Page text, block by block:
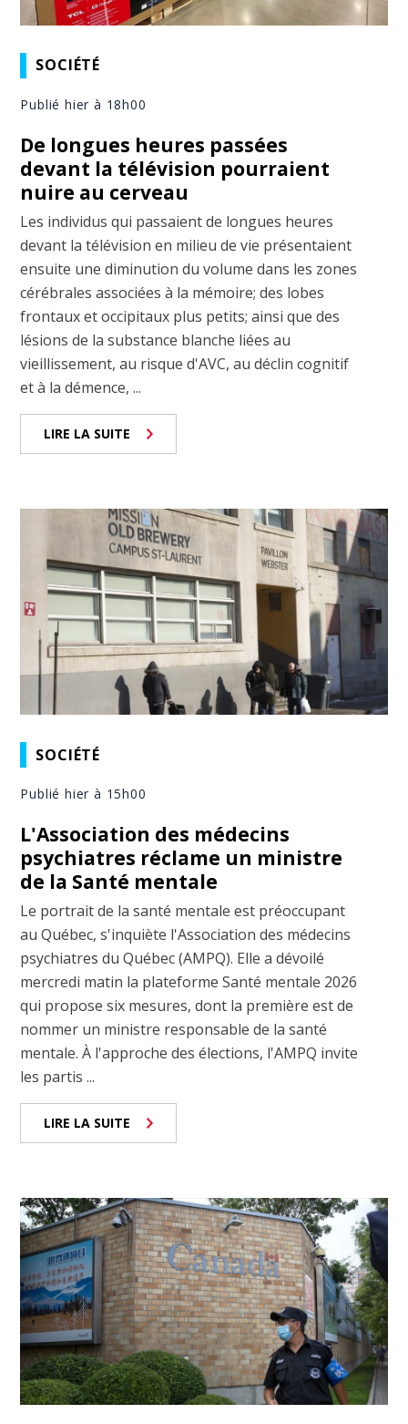
SOCIÉTÉ
Publié hier à 18h00
De longues heures passées
devant la télévision pourraient
nuire au cerveau
Les individus qui passaient de longues heures
devant la télévision en milieu de vie présentaient
ensuite une diminution du volume dans les zones
cérébrales associées à la mémoire; des lobes
frontaux et occipitaux plus petits; ainsi que des
lésions de la substance blanche liées au
vieillissement, au risque d'AVC, au déclin cognitif
et à la démence, ...
LIRE LA SUITE
SOCIÉTÉ
Publié hier à 15h00
L'Association des médecins
psychiatres réclame un ministre
de la Santé mentale
Le portrait de la santé mentale est préoccupant
au Québec, s'inquiète l'Association des médecins
psychiatres du Québec (AMPQ). Elle a dévoilé
mercredi matin la plateforme Santé mentale 2026
qui propose six mesures, dont la première est de
nommer un ministre responsable de la santé
mentale. À l'approche des élections, l'AMPQ invite
les partis ...
LIRE LA SUITE